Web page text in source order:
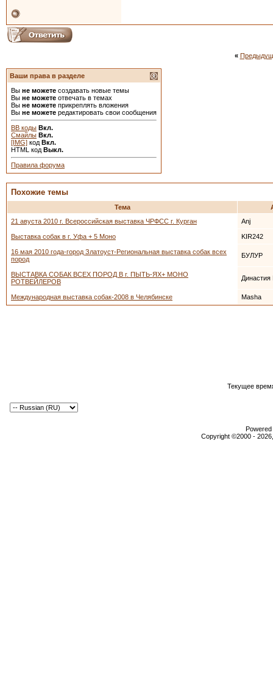
«
Ваши права в разделе
Вы не можете создавать новые темы
Вы не можете отвечать в темах
Вы не можете прикреплять вложения
Вы не можете редактировать свои сообщения
BB коды Вкл.
Смайлы Вкл.
[IMG] код Вкл.
HTML код Выкл.
Правила форума
Похожие темы
Тема
21 авуста 2010 г. Всероссийская выставка ЧРФСС г. Курган
Anj
Выставка собак в г. Уфа + 5 Моно KIR242
16 мая 2010 года-город Златоуст-Региональная выставка собак всех
пород
БУЛУР
ВЫСТАВКА СОБАК ВСЕХ ПОРОД В г. ПЫТЬ-ЯХ+ МОНО
РОТВЕЙЛЕРОВ
Международная выставка собак-2008 в Челябинске Masha
Текущее
Copyright ©2000 -